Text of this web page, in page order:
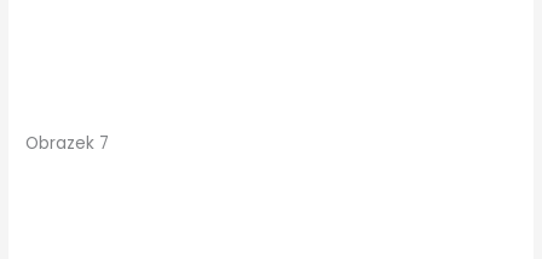
Obrazek 7